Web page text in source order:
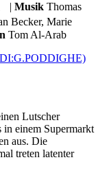
| Musik Thomas
Becker, Marie
Tom Al-Arab
Lutscher
in einem Supermarkt
aus. Die
treten latenter